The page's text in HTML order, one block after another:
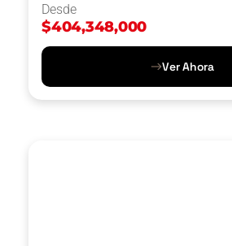
Desde
$404,348,000
Ver Ahora